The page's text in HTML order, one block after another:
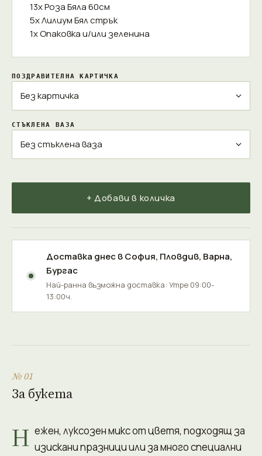
13x Роза Бяла 60см
5x Лилиум Бял стрък
1x Опаковка и/или зеленина
ПОЗДРАВИТЕЛНА КАРТИЧКА
СТЪКЛЕНА ВАЗА
+ Добави в количка
Доставка днес вСофия, Пловдив, Варна,
Бургас
Най-ранна възможна доставка: Утре 09:00-
13:00ч.
№ 01
За букета
Н ежен, луксозен микс от цветя, подходящ за
изискани празници или за много специални